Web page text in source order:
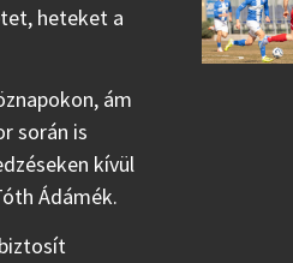
heteket a
ám
során is
kívül
Ádámék.